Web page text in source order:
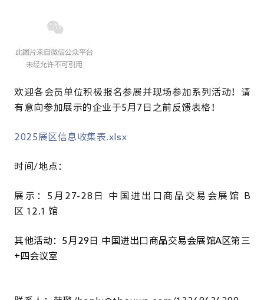
欢迎各会员单位积极报名参展并现场参加系列活动！请
有意向参加展示的企业于5月7日之前反馈表格！
2025展区信息收集表.xlsx
时间/地点：
展示： 5 月 27-28日 中国进出口商品交易会展馆
B
区 12.1 馆
其他活动： 5月 29日 中国进出口商品交易会展馆A区第三
+ 四会议室